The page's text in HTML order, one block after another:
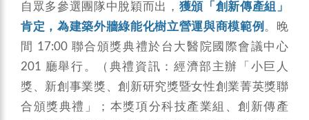
自眾多參選團隊中脫穎而出， 獲頒「創新傳產組」
肯定，為建築外牆綠能化樹立營運與商模範例 。晚
間 17:00 聯合頒獎典禮於台大醫院國際會議中心
201 廳舉行。（典禮資訊：經濟部主辦「小巨人
獎、新創事業獎、創新研究獎暨女性創業菁英獎聯
合頒獎典禮」；本獎項分科技產業組、創新傳產